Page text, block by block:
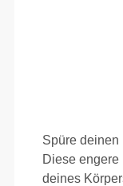
Spüre deinen
Diese
deines